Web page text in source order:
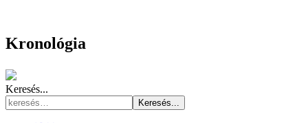
Kronológia
Keresés...
Keresés...